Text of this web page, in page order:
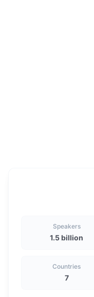
Speakers
1.5 billion
Countries
7